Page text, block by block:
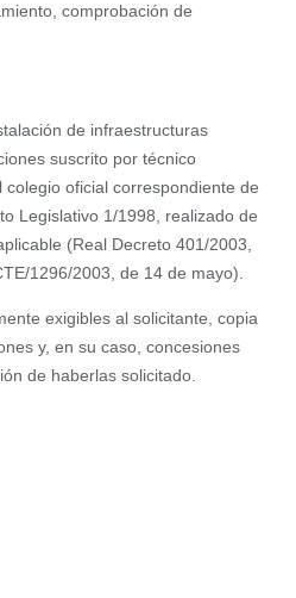
comprobación de
de infraestructuras
suscrito por técnico
oficial correspondiente de
Legislativo 1/1998, realizado de
(Real Decreto 401/2003,
1296/2003, de 14 de mayo).
exigibles al solicitante, copia
y, en su caso, concesiones
de haberlas solicitado.